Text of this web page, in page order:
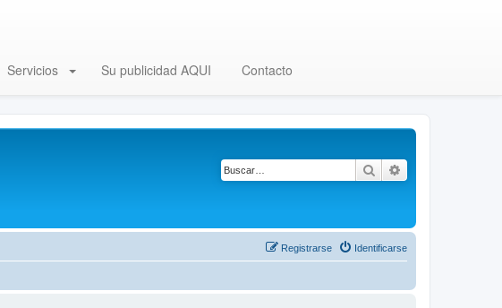
Servicios Su publicidad AQUI Contacto
Buscar
Identificarse
Registrarse